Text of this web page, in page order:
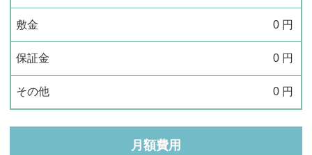
敷金 0 円
保証金 0 円
その他 0 円
月額費用